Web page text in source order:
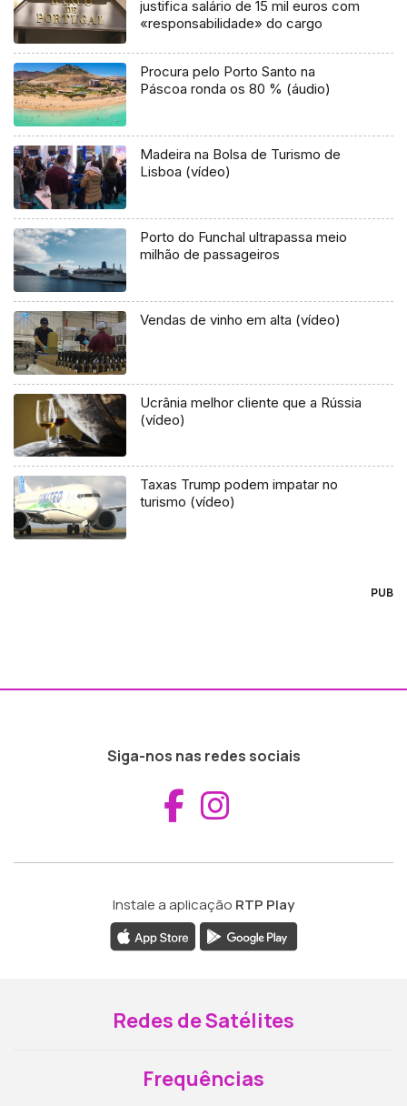
justifica salário de 15 mil euros com
«responsabilidade» do cargo
Procura pelo Porto Santo na
Páscoa ronda os 80 % (áudio)
Madeira na Bolsa de Turismo de
Lisboa (vídeo)
Porto do Funchal ultrapassa meio
milhão de passageiros
Vendas de vinho em alta (vídeo)
Ucrânia melhor cliente que a Rússia
(vídeo)
Taxas Trump podem impatar no
turismo (vídeo)
PUB
Siga-nos nas redes sociais
Aceder ao
Instale a aplicação RTP Play
Redes de Satélites
Frequências